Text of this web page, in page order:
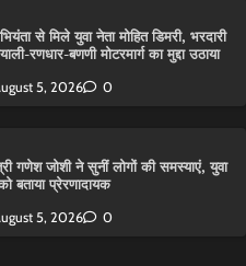
से मिले युवा नेता मोहित डिमरी, भरदारी
रणधार-बणणी मोटरमार्ग का मुद्दा उठाया
5, 2026 0
गणेश जोशी ने सुनीं लोगों की समस्याएं, युवा
बताया प्रेरणादायक
5, 2026 0